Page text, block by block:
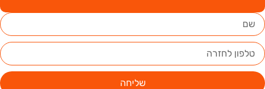
שליחה